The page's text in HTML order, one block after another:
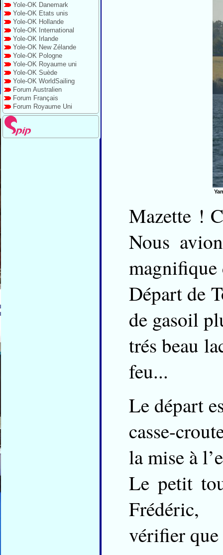
Yole-OK Danemark
Yole-OK Etats unis
Yole-OK Hollande
Yole-OK International
Yole-OK Irlande
Yole-OK New Zélande
Yole-OK Pologne
Yole-OK Royaume uni
Yole-OK Suède
Yole-OK WorldSailing
Forum Australien
Forum Français
Forum Royaume Uni
Mazette !
Nous
Départ de
de gasoil
trés beau
feu...
Le départ
casse-
la mise à
Le petit
Frédéric,
vérifier